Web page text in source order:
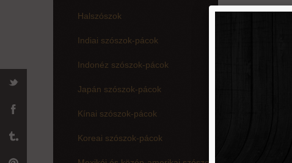
Halszószok
Indiai szószok-pácok
Indonéz szószok-pácok
Japán szószok-pácok
Kínai szószok-pácok
Koreai szószok-pácok